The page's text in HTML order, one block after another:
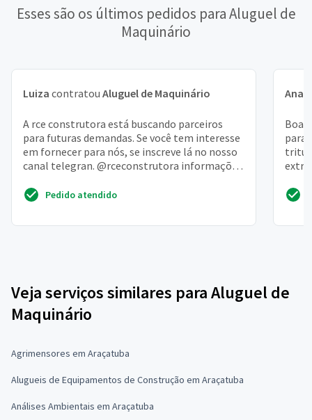
Esses são os últimos pedidos para Aluguel de
Maquinário
Luiza contratou Aluguel de Maquinário
A rce construtora está buscando parceiros
para futuras demandas. Se você tem interesse
em fornecer para nós, se inscreve lá no nosso
canal telegran. @rceconstrutora informações
Pedido atendido
Ana
Boa
para
Veja serviços similares para Aluguel de
Maquinário
Agrimensores em Araçatuba
Alugueis de Equipamentos de Construção em Araçatuba
Análises Ambientais em Araçatuba